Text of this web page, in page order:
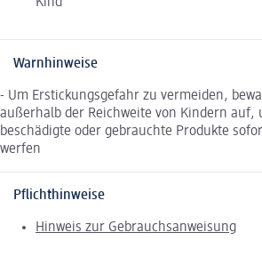
Kind
Warnhinweise
- Um Erstickungsgefahr zu vermeiden,
außerhalb der Reichweite von Kindern auf,
beschädigte oder gebrauchte Produkte
werfen
Pflichthinweise
Hinweis zur Gebrauchsanweisung